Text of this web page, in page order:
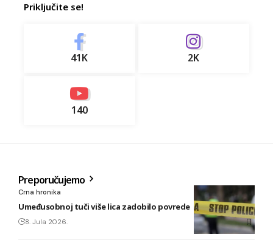
Priključite se!
41K 2K
140
Preporučujemo
Crna hronika
Umeđusobnoj tuči više lica zadobilo povrede
8. Jula 2026.